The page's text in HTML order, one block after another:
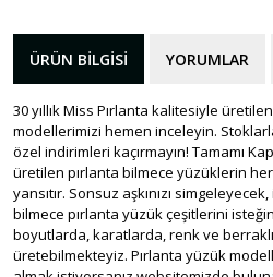
ÜRÜN BILGISI YORUMLAR
30 yıllık Miss Pırlanta kalitesiyle
modellerimizi hemen inceleyin.
özel indirimleri kaçırmayın! Tamamı
üretilen pırlanta bilmece yüzüklerin
yansıtır. Sonsuz aşkınızı
bilmece pırlanta yüzük çeşitlerini
boyutlarda, karatlarda, renk ve
üretebilmekteyiz. Pırlanta yüzük